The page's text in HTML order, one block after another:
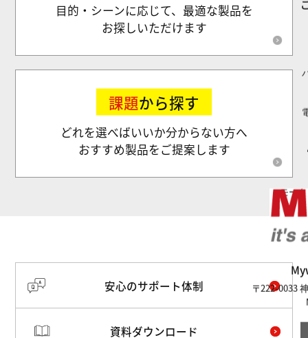
モー
〒222-0033
目的・シーンに応じて、最適な製品を
お探しいただけます
課題から探す
どれを選べばいいか分からない方へ
おすすめ製品をご提案します
安心のサポート体制
資料ダウンロード